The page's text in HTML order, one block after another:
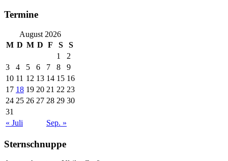
Termine
August 2026
M D M D F S S
« Juli Sep. »
1
2
3
4 5 6 7 8
9
10 11 12 13 14 15 16
17 18 19 20 21 22 23
24 25 26 27 28 29 30
31
Sternschnuppe